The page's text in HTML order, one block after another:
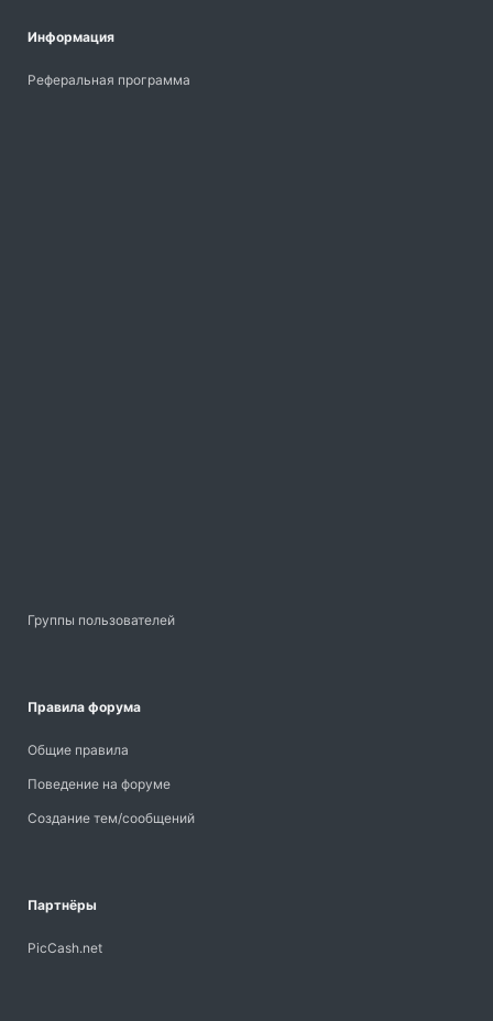
Информация
Реферальная программа
Группы пользователей
Правила форума
Общие правила
Поведение на форуме
Создание тем/сообщений
Партнёры
PicCash.net